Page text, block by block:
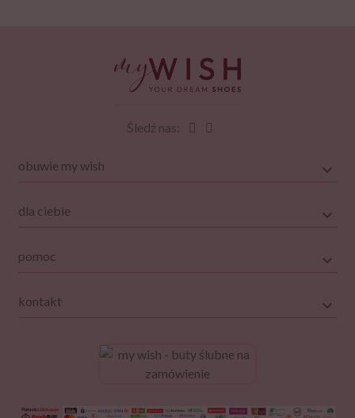
Śledź nas:
obuwie my wish
dla ciebie
pomoc
kontakt